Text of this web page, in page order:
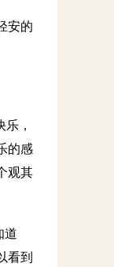
安的
，
的感
观其
道
看到